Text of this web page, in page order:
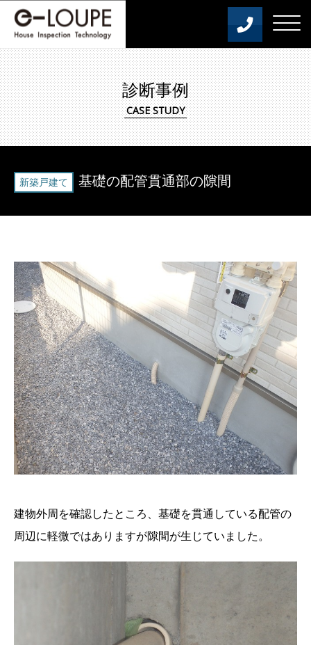
診断事例
新築戸建て 基礎の配管貫通部の隙間
建物外周を確認したところ、基礎を貫通している配管の
周辺に軽微ではありますが隙間が生じていました。